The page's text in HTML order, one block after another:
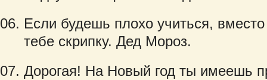
Если будешь плохо учиться,
тебе скрипку. Дед Мороз.
Дорогая! На Новый год ты имеешь